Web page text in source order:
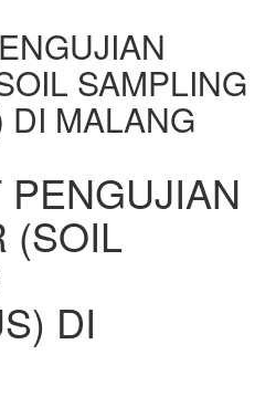
SAMPLING
DI MALANG
(SOIL
DI